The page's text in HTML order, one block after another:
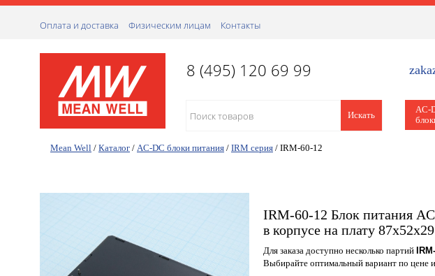
Оплата и доставка Физическим лицам Контакты
8 (495) 120 69 99
Искать
AC-
Mean Well / Каталог / AC-DC блоки питания / IRM серия / IRM-60-12
IRM-60-12 Блок питания
в корпусе на плату
Для заказа доступно несколько партий
Выбирайте оптимальный вариант по цене